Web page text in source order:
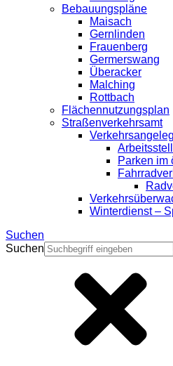
Bebauungspläne
Maisach
Gernlinden
Frauenberg
Germerswang
Überacker
Malching
Rottbach
Flächennutzungsplan
Straßenverkehrsamt
Parken im
Winterdienst –
Suchen
Suchen